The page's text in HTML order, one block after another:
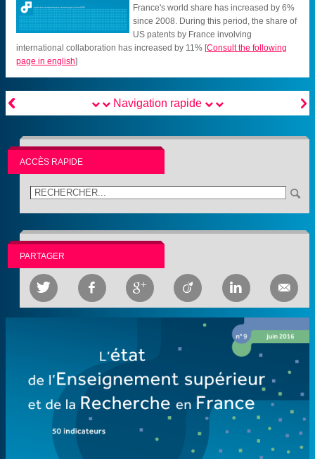
France's world share has increased by 6%
since 2008. During this period, the share of
US patents by France involving
international collaboration has increased by 11% [Consult the following
page in english]
 
Navigation rapide
ACCÈS RAPIDE
PARTAGER
     